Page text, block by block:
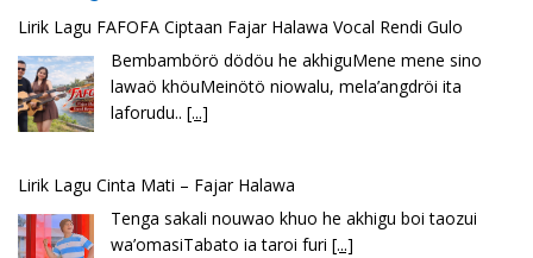
Lirik Lagu Cinta Mati – Fajar Halawa
Tenga sakali nouwao khuo he akhigu boi taozui
wa’omasiTabato ia taroi furi[...]
Lirik Seberkas Sinar – Deddy Dores
Kala Ku Seorang Diri Hanya Berteman Sepi Dan
Angin MalamKu Coba MerenungiTentang